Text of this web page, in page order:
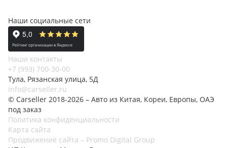
Наши социальные сети
Наши контакты
+7 (993) 700-30-00
Тула, Рязанская улица, 5Д
info@carseller.ru
© Carseller 2018-2026 – Авто из Китая, Кореи, Европы, ОАЭ
под заказ
Политика конфиденциальности
Карта сайта
Продвижение сайта – Promo Digital Group